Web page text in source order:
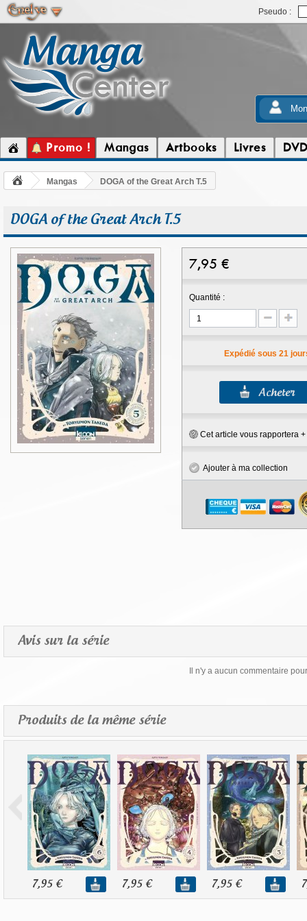
Pseudo :
Promo ! Mangas Artbooks Livres DVD
Mangas DOGA of the Great Arch T.5
DOGA of the Great Arch T.5
7,95 €
Quantité :
Expédié sous 21
Cet article vous rapportera +
Ajouter à ma collection
Avis sur la série
Il n'y a aucun commentaire
Produits de la même série
7,95 € 7,95 € 7,95 €